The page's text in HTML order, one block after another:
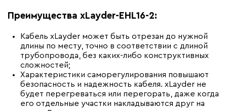
Преимущества xLayder-EHL16-2:
Кабель xLayder может быть отрезан до нужной
длины по месту, точно в соответствии с длиной
трубопровода, без каких-либо конструктивных
сложностей;
Характеристики саморегулирования повышают
безопасность и надежность кабеля. xLayder не
будет перегреваться или перегорать, даже когда
его отдельные участки накладываются друг на